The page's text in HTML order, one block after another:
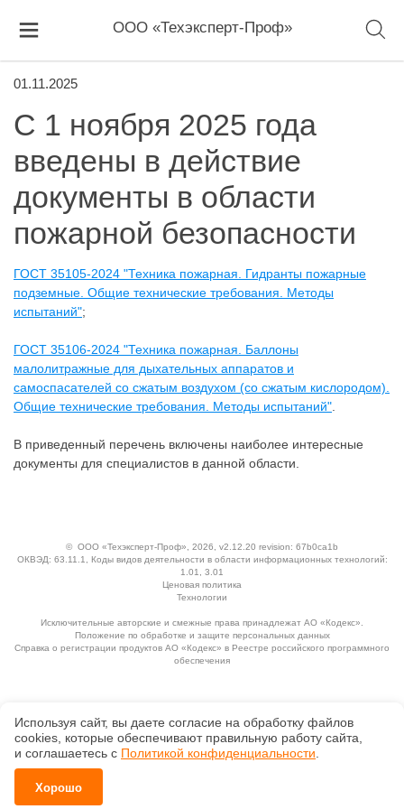
ООО «Техэксперт-Проф»
01.11.2025
С 1 ноября 2025 года
введены в действие
документы в области
пожарной безопасности
ГОСТ 35105-2024 "Техника пожарная. Гидранты пожарные
подземные. Общие технические требования. Методы
испытаний";
ГОСТ 35106-2024 "Техника пожарная. Баллоны
малолитражные для дыхательных аппаратов и
самоспасателей со сжатым воздухом (со сжатым кислородом).
Общие технические требования. Методы испытаний"
В приведенный перечень включены наиболее интересные
документы для специалистов в данной области.
© ООО «Техэксперт-Проф» , 2026, v2.12.20 revision: 67b0ca1b
ОКВЭД: 63.11.1, Коды видов деятельности в области информационных технологий:
1.01, 3.01
Ценовая политика
Технологии
Исключительные авторские и смежные права принадлежат АО «Кодекс».
Положение по обработке и защите персональных данных
Справка о регистрации продуктов АО «Кодекс» в Реестре российского программного
обеспечения
Используя сайт, вы даете согласие на обработку файлов
сооkiеs, которые обеспечивают правильную работу сайта,
и соглашаетесь с Политикой конфиденциальности
Хорошо